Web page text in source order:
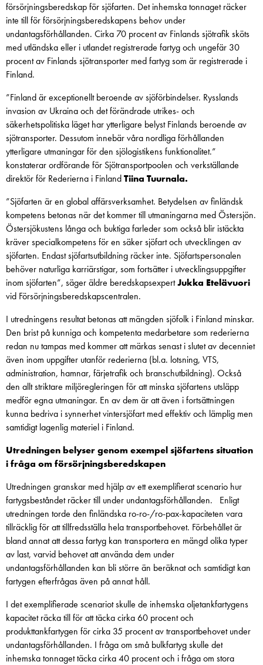
försörjningsberedskap för sjöfarten. Det inhemska tonnaget räcker
inte till för försörjningsberedskapens behov under
undantagsförhållanden. Cirka 70 procent av Finlands sjötrafik sköts
med utländska eller i utlandet registrerade fartyg och ungefär 30
procent av Finlands sjötransporter med fartyg som är registrerade i
Finland.
”Finland är exceptionellt beroende av sjöförbindelser. Rysslands
invasion av Ukraina och det förändrade utrikes- och
säkerhetspolitiska läget har ytterligare belyst Finlands beroende av
sjötransporter. Dessutom innebär våra nordliga förhållanden
ytterligare utmaningar för den sjölogistikens funktionalitet.”
konstaterar ordförande för Sjötransportpoolen och verkställande
direktör för Rederierna i FinlandTiina Tuurnala.
”Sjöfarten är en global affärsverksamhet. Betydelsen av finländsk
kompetens betonas när det kommer till utmaningarna med Östersjön.
Östersjökustens långa och buktiga farleder som också blir istäckta
kräver specialkompetens för en säker sjöfart och utvecklingen av
sjöfarten. Endast sjöfartsutbildning räcker inte. Sjöfartspersonalen
behöver naturliga karriärstigar, som fortsätter i utvecklingsuppgifter
inom sjöfarten”, säger äldre beredskapsexpertJukka Etelävuori
vid Försörjningsberedskapscentralen.
I utredningens resultat betonas att mängden sjöfolk i Finland minskar.
Den brist på kunniga och kompetenta medarbetare som rederierna
redan nu tampas med kommer att märkas senast i slutet av decenniet
även inom uppgifter utanför rederierna (bl.a. lotsning, VTS,
administration, hamnar, färjetrafik och branschutbildning). Också
den allt striktare miljöregleringen för att minska sjöfartens utsläpp
medför egna utmaningar. En av dem är att även i fortsättningen
kunna bedriva i synnerhet vintersjöfart med effektiv och lämplig men
samtidigt lagenlig materiel i Finland.
Utredningen belyser genom exempel sjöfartens situation
i fråga om försörjningsberedskapen
Utredningen granskar med hjälp av ett exemplifierat scenario hur
fartygsbeståndet räcker till under undantagsförhållanden. Enligt
utredningen torde den finländska ro-ro-/ro-pax-kapaciteten vara
tillräcklig för att tillfredsställa hela transportbehovet. Förbehållet är
bland annat att dessa fartyg kan transportera en mängd olika typer
av last, varvid behovet att använda dem under
undantagsförhållanden kan bli större än beräknat och samtidigt kan
fartygen efterfrågas även på annat håll.
I det exemplifierade scenariot skulle de inhemska oljetankfartygens
kapacitet räcka till för att täcka cirka 60 procent och
produkttankfartygen för cirka 35 procent av transportbehovet under
undantagsförhållanden. I fråga om små bulkfartyg skulle det
inhemska tonnaget täcka cirka 40 procent och i fråga om stora